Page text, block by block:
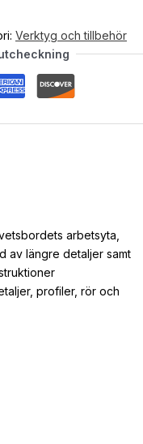
Verktyg och tillbehör
arbetsyta,
av längre detaljer samt
profiler, rör och